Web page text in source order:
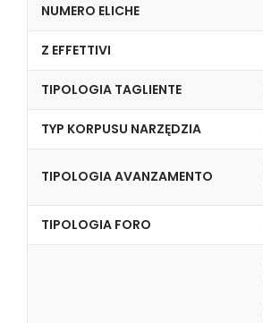
NUMERO ELICHE
Z EFFETTIVI
TIPOLOGIA TAGLIENTE
TYP KORPUSU NARZĘDZIA
TIPOLOGIA AVANZAMENTO
TIPOLOGIA FORO